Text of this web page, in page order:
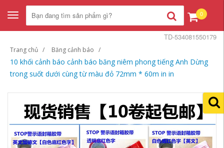
Toggle
navigation
0
Trang chủ Băng cảnh báo
10 khối cảnh báo cảnh báo băng niêm phong tiếng Anh Dừng
trong suốt dưới cùng từ màu đỏ 72mm * 60m in in
TD-534081550179